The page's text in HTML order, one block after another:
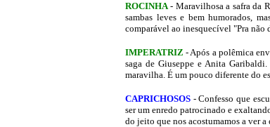
ROCINHA- Maravilhosa a safra da
sambas leves e bem humorados,
comparável ao inesquecível "Pra
IMPERATRIZ - Após a polêmica
saga de Giuseppe e Anita
maravilha. É um pouco diferente do
CAPRICHOSOS - Confesso que
ser um enredo patrocinado e
do jeito que nos acostumamos a ver a